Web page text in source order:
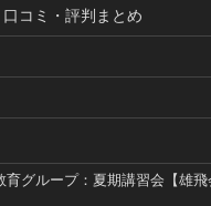
コミ・評判まとめ
育グループ：夏期講習会【雄